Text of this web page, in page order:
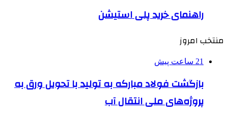
راهنمای خرید پلی استیشن
منتخب امروز
21 ساعت پیش
بازگشت فولاد مبارکه به تولید با تحویل ورق به
پروژه‌های ملی انتقال آب